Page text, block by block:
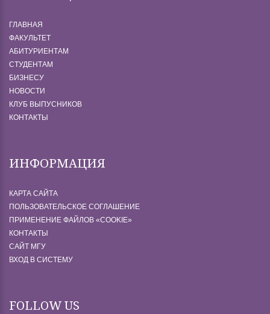
ГЛАВНАЯ
ФАКУЛЬТЕТ
АБИТУРИЕНТАМ
СТУДЕНТАМ
БИЗНЕСУ
НОВОСТИ
КЛУБ ВЫПУСНИКОВ
КОНТАКТЫ
ИНФОРМАЦИЯ
КАРТА САЙТА
ПОЛЬЗОВАТЕЛЬСКОЕ СОГЛАШЕНИЕ
ПРИМЕНЕНИЕ ФАЙЛОВ «СOOKIE»
КОНТАКТЫ
САЙТ МГУ
ВХОД В СИСТЕМУ
FOLLOW US